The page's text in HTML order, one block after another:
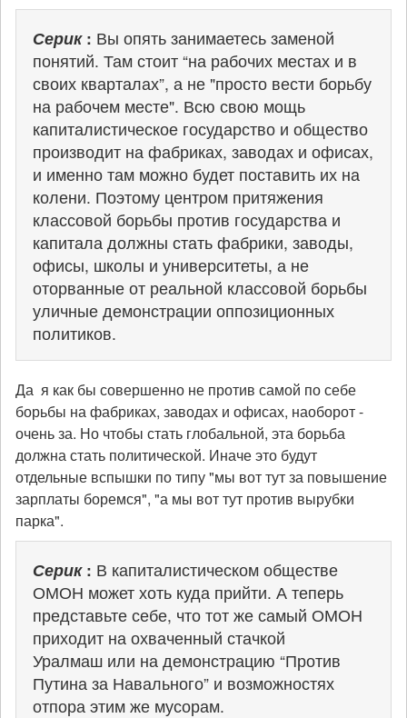
Серик: Вы опять занимаетесь заменой
понятий. Там стоит “на рабочих местах и в
своих кварталах”, а не "просто вести борьбу
на рабочем месте". Всю свою мощь
капиталистическое государство и общество
производит на фабриках, заводах и офисах,
и именно там можно будет поставить их на
колени. Поэтому центром притяжения
классовой борьбы против государства и
капитала должны стать фабрики, заводы,
офисы, школы и университеты, а не
оторванные от реальной классовой борьбы
уличные демонстрации оппозиционных
политиков.
Да я как бы совершенно не против самой по себе
борьбы на фабриках, заводах и офисах, наоборот -
очень за. Но чтобы стать глобальной, эта борьба
должна стать политической. Иначе это будут
отдельные вспышки по типу "мы вот тут за повышение
зарплаты боремся", "а мы вот тут против вырубки
парка".
Серик: В капиталистическом обществе
ОМОН может хоть куда прийти. А теперь
представьте себе, что тот же самый ОМОН
приходит на охваченный стачкой
Уралмаш или на демонстрацию “Против
Путина за Навального” и возможностях
отпора этим же мусорам.